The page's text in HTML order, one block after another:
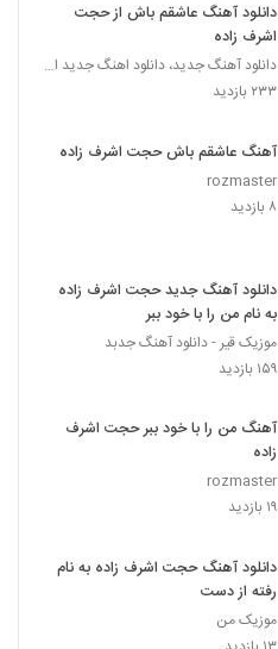
دانلود آهنگ عاشقم باش از حجت
اشرف زاده
دانلود آهنگ جدید، دانلود اهنگ جدید ایرانی
۲۳۳ بازدید
آهنگ عاشقم باش حجت اشرف زاده
rozmaster
۸ بازدید
دانلود آهنگ جدید حجت اشرف زاده
به نام من را با خود ببر
موزیک قیر - دانلود آهنگ جدبد
۱۵۹ بازدید
آهنگ من را با خود ببر حجت اشرف
زاده
rozmaster
۱۹ بازدید
دانلود آهنگ حجت اشرف زاده به نام
رفته از دست
موزیک من